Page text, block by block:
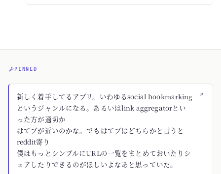
PINNED
↗
新しく着手してるアプリ。いわゆるsocial bookmarking
というジャンルになる。あるいはlink aggregatorとい
った方が適切か
はてブが近いのかな。でもはてブはどちらかと言うと
reddit寄り
僕はもっとシンプルにURLの一覧をまとめておいたりシ
ェアしたりできるのがほしいよなあと思っていた。